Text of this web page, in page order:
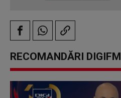
RECOMANDĂRI DIGIFM